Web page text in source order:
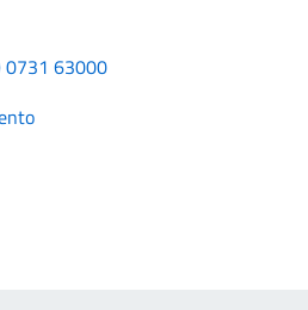
0731 63000